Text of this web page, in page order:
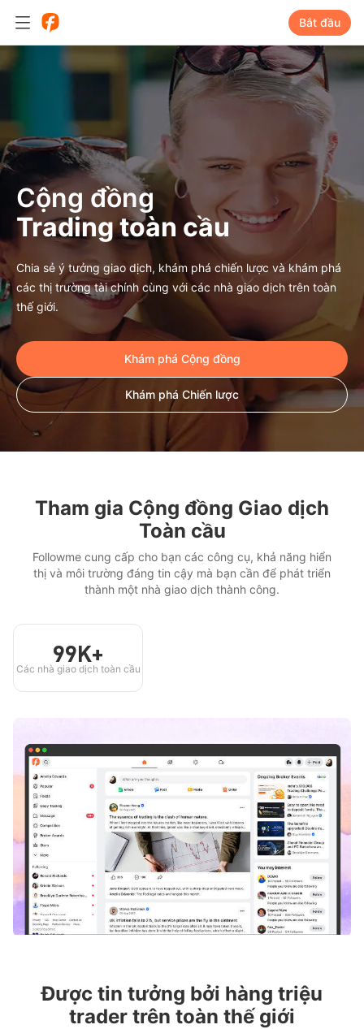
Bắt đầu
Cộng đồng
Trading toàn cầu
Chia sẻ ý tưởng giao dịch, khám phá chiến lược và khám phá
các thị trường tài chính cùng với các nhà giao dịch trên toàn
thế giới.
Khám phá Cộng đồng
Khám phá Chiến lược
Tham gia Cộng đồng Giao dịch
Toàn cầu
Followme cung cấp cho bạn các công cụ, khả năng hiển
thị và môi trường đáng tin cậy mà bạn cần để phát triển
thành một nhà giao dịch thành công.
99K+
Các nhà giao dịch toàn cầu
Được tin tưởng bởi hàng triệu
trader trên toàn thế giới